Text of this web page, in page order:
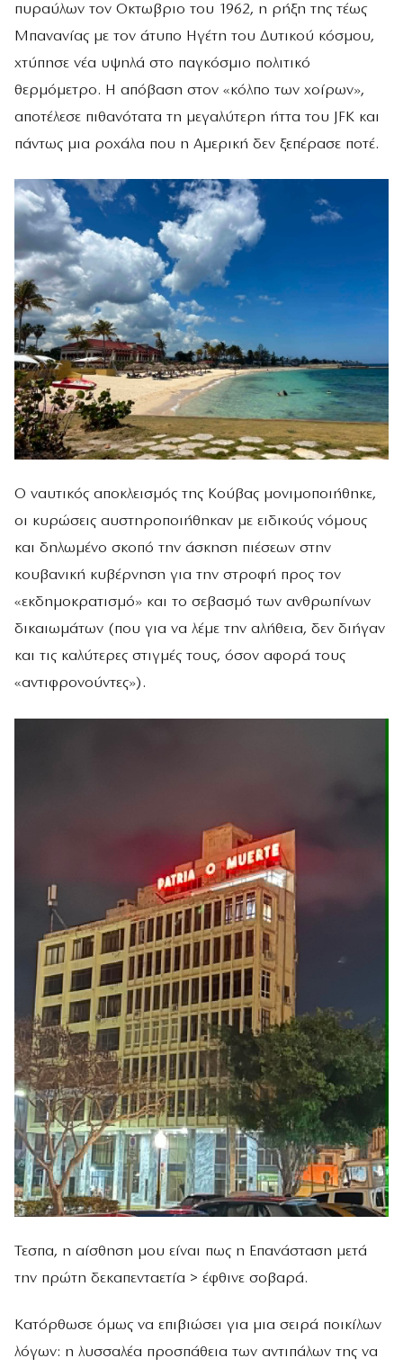
πυραύλων τον Οκτωβριο του 1962, η ρήξη της τέως
Μπανανίας με τον άτυπο Ηγέτη του Δυτικού κόσμου,
χτύπησε νέα υψηλά στο παγκόσμιο πολιτικό
θερμόμετρο. Η απόβαση στον «κόλπο των χοίρων»,
αποτέλεσε πιθανότατα τη μεγαλύτερη ήττα του JFK και
πάντως μια ροχάλα που η Αμερική δεν ξεπέρασε ποτέ.
Ο ναυτικός αποκλεισμός της Κούβας μονιμοποιήθηκε,
οι κυρώσεις αυστηροποιήθηκαν με ειδικούς νόμους
και δηλωμένο σκοπό την άσκηση πιέσεων στην
κουβανική κυβέρνηση για την στροφή προς τον
«εκδημοκρατισμό» και το σεβασμό των ανθρωπίνων
δικαιωμάτων (που για να λέμε την αλήθεια, δεν διήγαν
και τις καλύτερες στιγμές τους, όσον αφορά τους
«αντιφρονούντες»).
Τεσπα, η αίσθηση μου είναι πως η Επανάσταση μετά
την πρώτη δεκαπενταετία > έφθινε σοβαρά.
Κατόρθωσε όμως να επιβιώσει για μια σειρά ποικίλων
λόγων: η λυσσαλέα προσπάθεια των αντιπάλων της να